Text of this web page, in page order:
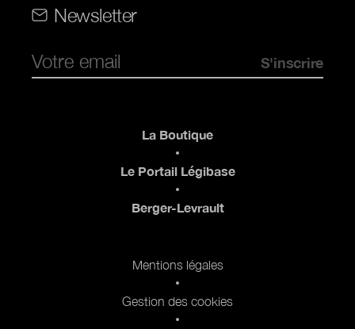
Newsletter
La Boutique
Le Portail Légibase
Berger-Levrault
Mentions légales
Gestion des cookies